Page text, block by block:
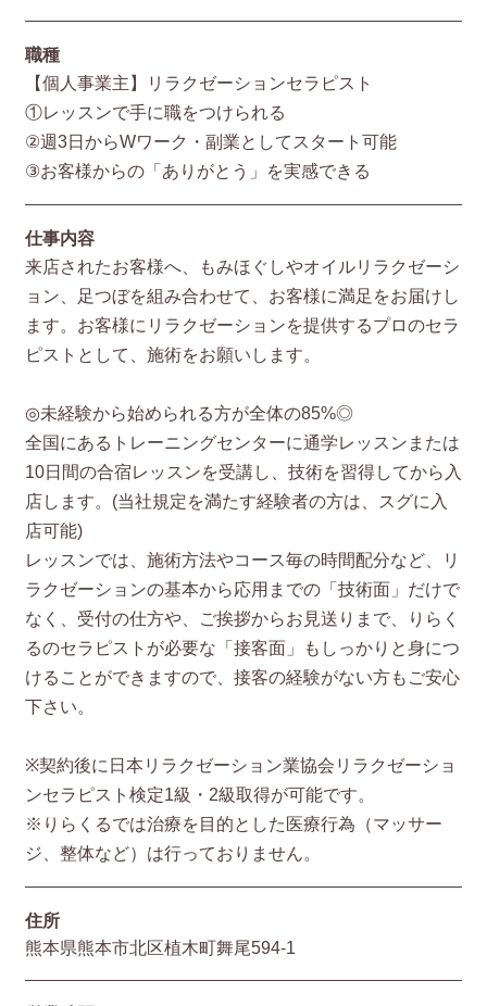
職種
【個人事業主】リラクゼーションセラピスト
①レッスンで手に職をつけられる
②週3日からWワーク・副業としてスタート可能
③お客様からの「ありがとう」を実感できる
仕事内容
来店されたお客様へ、もみほぐしやオイルリラクゼーシ
ョン、足つぼを組み合わせて、お客様に満足をお届けし
ます。お客様にリラクゼーションを提供するプロのセラ
ピストとして、施術をお願いします。
◎未経験から始められる方が全体の85%◎
全国にあるトレーニングセンターに通学レッスンまたは
10日間の合宿レッスンを受講し、技術を習得してから入
店します。(当社規定を満たす経験者の方は、スグに入
店可能)
レッスンでは、施術方法やコース毎の時間配分など、リ
ラクゼーションの基本から応用までの「技術面」だけで
なく、受付の仕方や、ご挨拶からお見送りまで、りらく
るのセラピストが必要な「接客面」もしっかりと身につ
けることができますので、接客の経験がない方もご安心
下さい。
※契約後に日本リラクゼーション業協会リラクゼーショ
ンセラピスト検定1級・2級取得が可能です。
※りらくるでは治療を目的とした医療行為（マッサー
ジ、整体など）は行っておりません。
住所
熊本県熊本市北区植木町舞尾594-1